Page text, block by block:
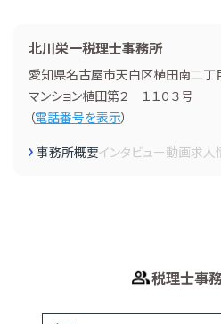
北川栄一税理士事務所
愛知県名古屋市天白区植田南二丁
マンション植田第２ １１０３号
（電話番号を表示）
事務所概要インタビュー動画求人
税理士事